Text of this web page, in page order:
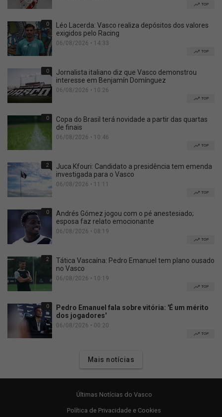
TOP
0
Léo Lacerda: Vasco realiza depósitos dos valores
exigidos pelo Racing
06/08/2026 • 14:33
TOP
0
Jornalista italiano diz que Vasco demonstrou
interesse em Benjamín Domínguez
06/08/2026 • 10:26
TOP
0
Copa do Brasil terá novidade a partir das quartas
de finais
06/08/2026 • 10:46
TOP
2
Juca Kfouri: Candidato a presidência tem emenda
investigada para o Vasco
06/08/2026 • 11:11
TOP
0
Andrés Gómez jogou com o pé anestesiado;
esposa faz relato emocionante
06/08/2026 • 08:19
TOP
2
Tática Vascaína: Pedro Emanuel tem plano ousado
no Vasco
06/08/2026 • 10:19
TOP
0
Pedro Emanuel fala sobre vitória: 'É um mérito
dos jogadores'
06/08/2026 • 00:20
TOP
Mais notícias
Últimas Notícias do Vasco
Política de Privacidade e Cookies